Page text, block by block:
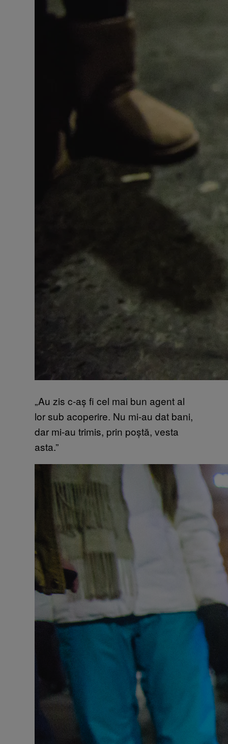
„Au zis c-aș fi cel mai bun agent al
lor sub acoperire. Nu mi-au dat bani,
dar mi-au trimis, prin poștă, vesta
asta.”